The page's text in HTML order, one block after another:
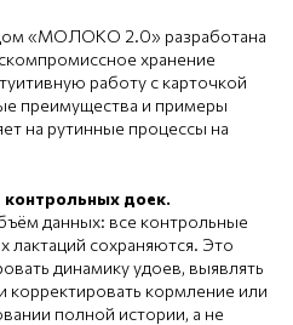
«МОЛОКО 2.0» разработана
хранение
работу с карточкой
преимущества и примеры
на рутинные процессы на
доек.
данных: все контрольные
лактаций сохраняются. Это
динамику удоев, выявлять
корректировать кормление или
полной истории, а не